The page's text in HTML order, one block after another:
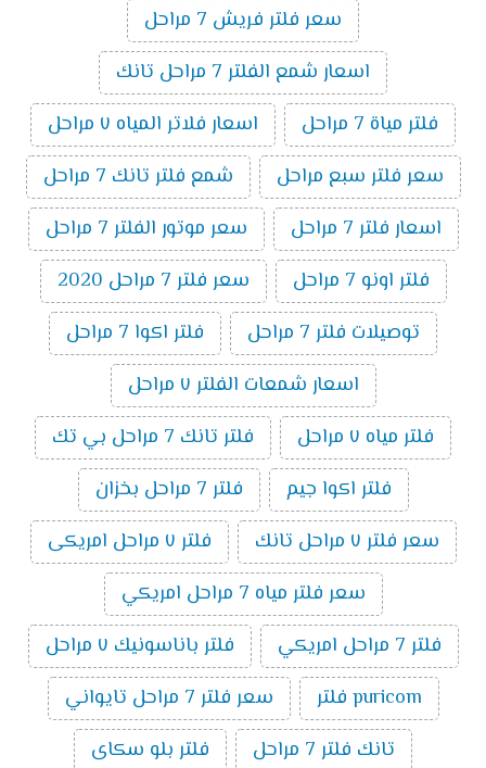
سعر فلتر فريش 7 مراحل
اسعار شمع الفلتر 7 مراحل تانك
فلتر مياة 7 مراحل
اسعار فلاتر المياه ٧ مراحل
سعر فلتر سبع مراحل
شمع فلتر تانك 7 مراحل
اسعار فلتر 7 مراحل
سعر موتور الفلتر 7 مراحل
فلتر اونو 7 مراحل
سعر فلتر 7 مراحل 2020
توصيلات فلتر 7 مراحل
فلتر اكوا 7 مراحل
اسعار شمعات الفلتر ٧ مراحل
فلتر مياه ٧ مراحل
فلتر تانك 7 مراحل بي تك
فلتر اكوا جيم
فلتر 7 مراحل بخزان
سعر فلتر ٧ مراحل تانك
فلتر ٧ مراحل امريكى
سعر فلتر مياه 7 مراحل امريكي
فلتر 7 مراحل امريكي
فلتر باناسونيك ٧ مراحل
puricom فلتر
سعر فلتر 7 مراحل تايواني
تانك فلتر 7 مراحل
فلتر بلو سكاى